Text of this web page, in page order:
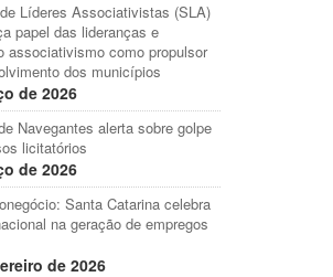
Líderes Associativistas (SLA)
papel das lideranças e
associativismo como propulsor
dos municípios
de 2026
Navegantes alerta sobre golpe
licitatórios
de 2026
Santa Catarina celebra
na geração de empregos
de 2026